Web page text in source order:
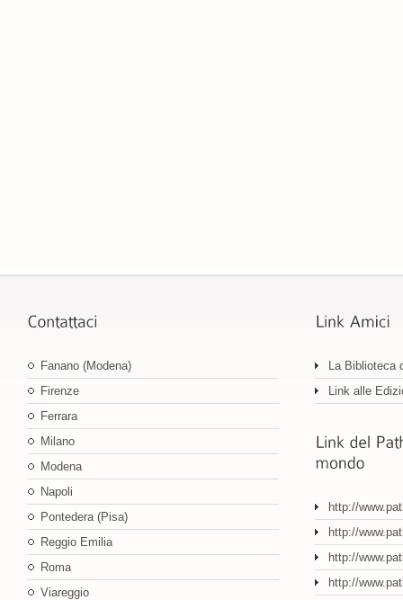
Fanano (Modena)
Firenze
Ferrara
Milano
Modena
Napoli
Pontedera (Pisa)
Reggio Emilia
Roma
Viareggio
La Biblioteca
Link alle
http://
http://
http://
http://